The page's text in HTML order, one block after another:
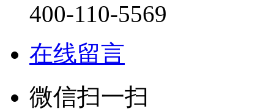
400-110-5569
在线留言
微信扫一扫